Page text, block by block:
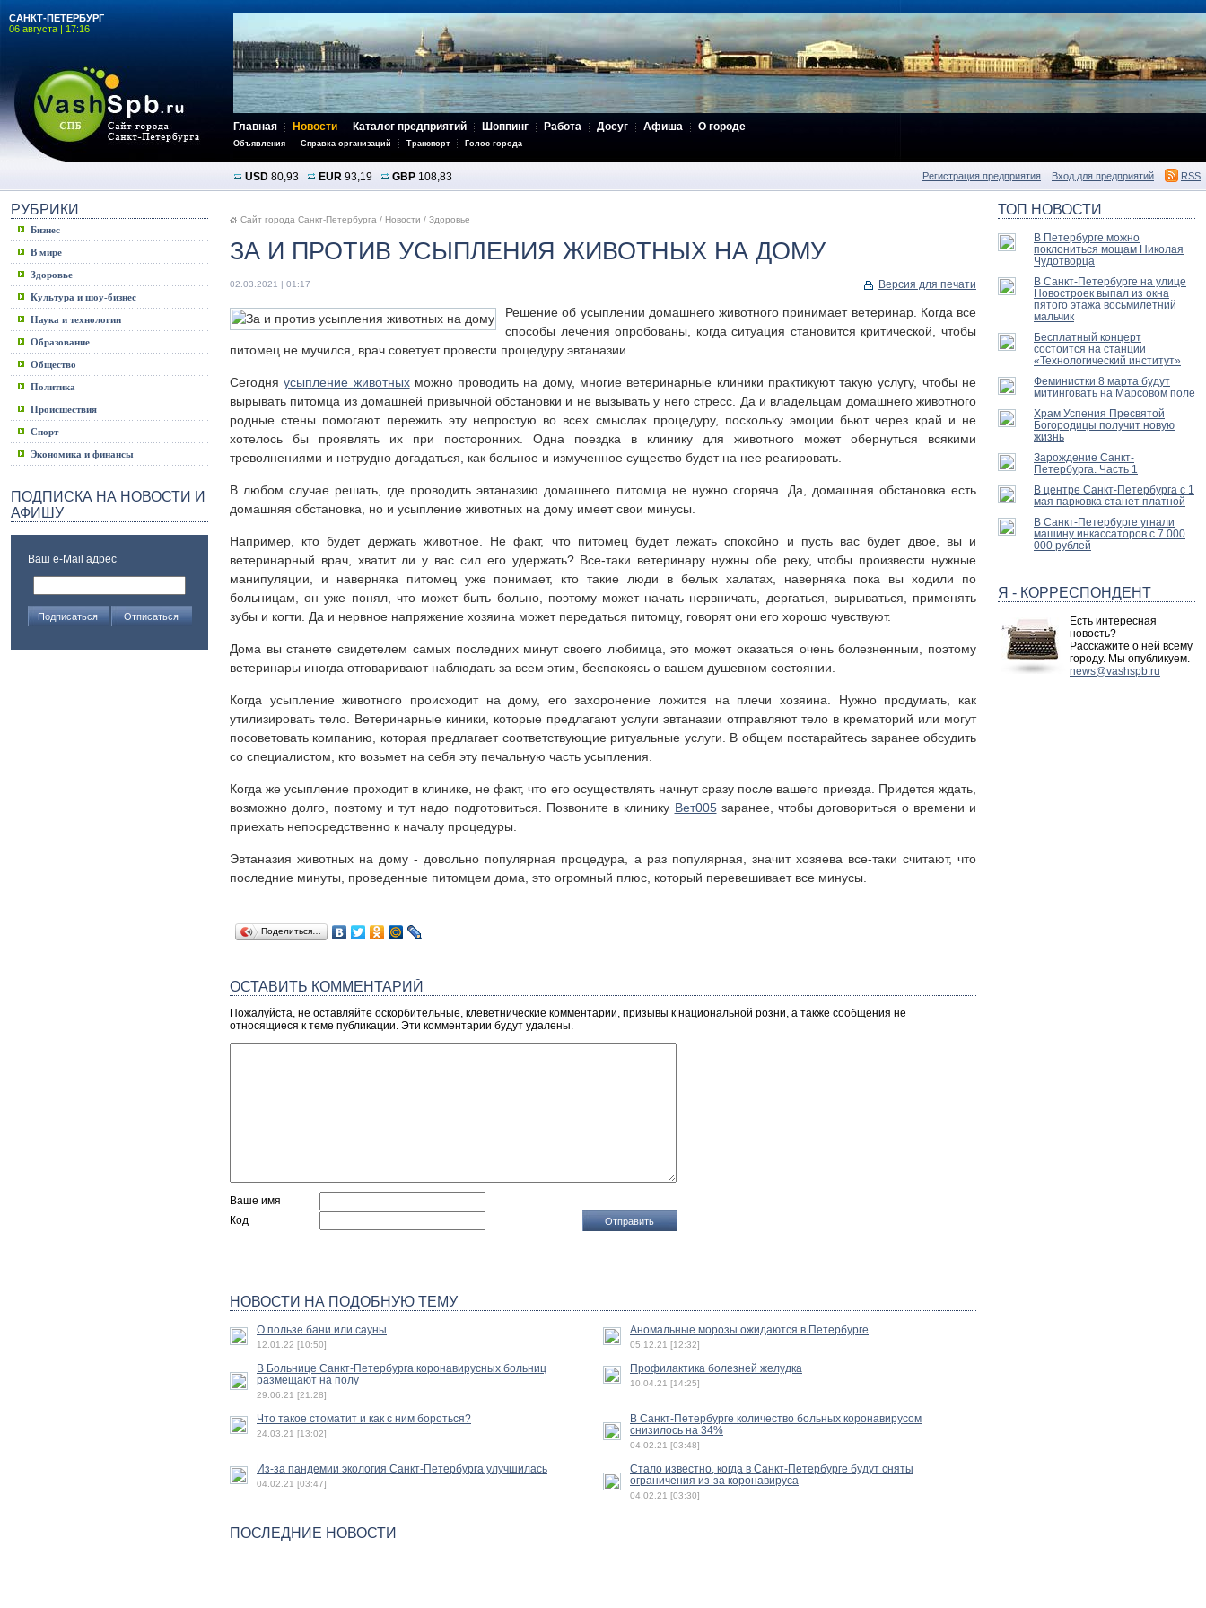
САНКТ-ПЕТЕРБУРГ
06 августа | 17:16
Главная Новости Каталог предприятий Шоппинг Работа Досуг Афиша О городе
Объявления Справка организаций Транспорт Голос города
USD 80,93 EUR 93,19 GBP 108,83 Регистрация предприятия Вход для предприятий RSS
РУБРИКИ
Бизнес
В мире
Здоровье
Культура и шоу-бизнес
Наука и технологии
Образование
Общество
Политика
Происшествия
Спорт
Экономика и финансы
ПОДПИСКА НА НОВОСТИ И
АФИШУ
Ваш e-Mail адрес
Сайт города Санкт-Петербурга / Новости / Здоровье
ЗА И ПРОТИВ УСЫПЛЕНИЯ ЖИВОТНЫХ НА ДОМУ
02.03.2021 | 01:17 Версия для печати
Решение об усыплении домашнего животного принимает ветеринар. Когда все
способы лечения опробованы, когда ситуация становится критической, чтобы
питомец не мучился, врач советует провести процедуру эвтаназии.
Сегодняусыпление животныхможно проводить на дому, многие ветеринарные клиники практикуют такую услугу, чтобы не
вырывать питомца из домашней привычной обстановки и не вызывать у него стресс. Да и владельцам домашнего животного
родные стены помогают пережить эту непростую во всех смыслах процедуру, поскольку эмоции бьют через край и не
хотелось бы проявлять их при посторонних. Одна поездка в клинику для животного может обернуться всякими
треволнениями и нетрудно догадаться, как больное и измученное существо будет на нее реагировать.
В любом случае решать, где проводить эвтаназию домашнего питомца не нужно сгоряча. Да, домашняя обстановка есть
домашняя обстановка, но и усыпление животных на дому имеет свои минусы.
Например, кто будет держать животное. Не факт, что питомец будет лежать спокойно и пусть вас будет двое, вы и
ветеринарный врач, хватит ли у вас сил его удержать? Все-таки ветеринару нужны обе реку, чтобы произвести нужные
манипуляции, и наверняка питомец уже понимает, кто такие люди в белых халатах, наверняка пока вы ходили по
больницам, он уже понял, что может быть больно, поэтому может начать нервничать, дергаться, вырываться, применять
зубы и когти. Да и нервное напряжение хозяина может передаться питомцу, говорят они его хорошо чувствуют.
Дома вы станете свидетелем самых последних минут своего любимца, это может оказаться очень болезненным, поэтому
ветеринары иногда отговаривают наблюдать за всем этим, беспокоясь о вашем душевном состоянии.
Когда усыпление животного происходит на дому, его захоронение ложится на плечи хозяина. Нужно продумать, как
утилизировать тело. Ветеринарные киники, которые предлагают услуги эвтаназии отправляют тело в крематорий или могут
посоветовать компанию, которая предлагает соответствующие ритуальные услуги. В общем постарайтесь заранее обсудить
со специалистом, кто возьмет на себя эту печальную часть усыпления.
Когда же усыпление проходит в клинике, не факт, что его осуществлять начнут сразу после вашего приезда. Придется ждать,
возможно долго, поэтому и тут надо подготовиться. Позвоните в клинику Вет005заранее, чтобы договориться о времени и
приехать непосредственно к началу процедуры.
Эвтаназия животных на дому - довольно популярная процедура, а раз популярная, значит хозяева все-таки считают, что
последние минуты, проведенные питомцем дома, это огромный плюс, который перевешивает все минусы.
Поделиться…
ОСТАВИТЬ КОММЕНТАРИЙ
Пожалуйста, не оставляйте оскорбительные, клеветнические комментарии, призывы к национальной розни, а также сообщения не
относящиеся к теме публикации. Эти комментарии будут удалены.
Ваше имя
Код
НОВОСТИ НА ПОДОБНУЮ ТЕМУ
О пользе бани или сауны
12.01.22 [10:50]
Аномальные морозы ожидаются в Петербурге
05.12.21 [12:32]
В Больнице Санкт-Петербурга коронавирусных больниц
размещают на полу
29.06.21 [21:28]
Профилактика болезней желудка
10.04.21 [14:25]
Что такое стоматит и как с ним бороться?
24.03.21 [13:02]
В Санкт-Петербурге количество больных коронавирусом
снизилось на 34%
04.02.21 [03:48]
Из-за пандемии экология Санкт-Петербурга улучшилась
04.02.21 [03:47]
Стало известно, когда в Санкт-Петербурге будут сняты
ограничения из-за коронавируса
04.02.21 [03:30]
ПОСЛЕДНИЕ НОВОСТИ
ТОП НОВОСТИ
В Петербурге можно
поклониться мощам Николая
Чудотворца
В Санкт-Петербурге на улице
Новостроек выпал из окна
пятого этажа восьмилетний
мальчик
Бесплатный концерт
состоится на станции
«Технологический институт»
Феминистки 8 марта будут
митинговать на Марсовом поле
Храм Успения Пресвятой
Богородицы получит новую
жизнь
Зарождение Санкт-
Петербурга. Часть 1
В центре Санкт-Петербурга с 1
мая парковка станет платной
В Санкт-Петербурге угнали
машину инкассаторов с 7 000
000 рублей
Я - КОРРЕСПОНДЕНТ
Есть интересная
новость?
Расскажите о ней всему
городу. Мы опубликуем.
news@vashspb.ru